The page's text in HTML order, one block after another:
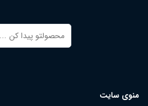
منوی سایت